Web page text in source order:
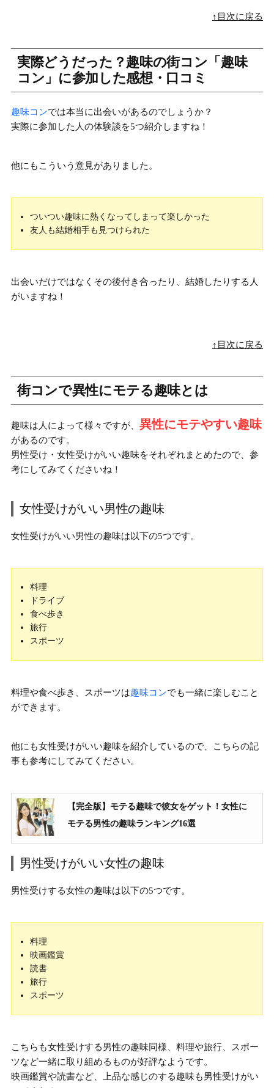
↑目次に戻る
実際どうだった？趣味の街コン「趣味
コン」に参加した感想・口コミ
趣味コンでは本当に出会いがあるのでしょうか？
実際に参加した人の体験談を5つ紹介しますね！
他にもこういう意見がありました。
ついつい趣味に熱くなってしまって楽しかった
友人も結婚相手も見つけられた
出会いだけではなくその後付き合ったり、結婚したりする人
がいますね！
↑目次に戻る
街コンで異性にモテる趣味とは
趣味は人によって様々ですが、 異性にモテやすい趣味
があるのです。
男性受け・女性受けがいい趣味をそれぞれまとめたので、参
考にしてみてくださいね！
女性受けがいい男性の趣味
女性受けがいい男性の趣味は以下の5つです。
料理
ドライブ
食べ歩き
旅行
スポーツ
料理や食べ歩き、スポーツは趣味コンでも一緒に楽しむこと
ができます。
他にも女性受けがいい趣味を紹介しているので、こちらの記
事も参考にしてみてください。
【完全版】モテる趣味で彼女をゲット！女性に
モテる男性の趣味ランキング16選
男性受けがいい女性の趣味
男性受けする女性の趣味は以下の5つです。
料理
映画鑑賞
読書
旅行
スポーツ
こちらも女性受けする男性の趣味同様、料理や旅行、スポー
ツなど一緒に取り組めるものが好評なようです。
映画鑑賞や読書など、上品な感じのする趣味も男性受けがい